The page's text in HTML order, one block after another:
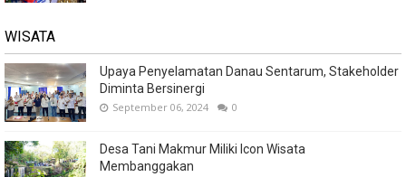
WISATA
Upaya Penyelamatan Danau Sentarum, Stakeholder
Diminta Bersinergi
September 06, 2024 0
Desa Tani Makmur Miliki Icon Wisata
Membanggakan